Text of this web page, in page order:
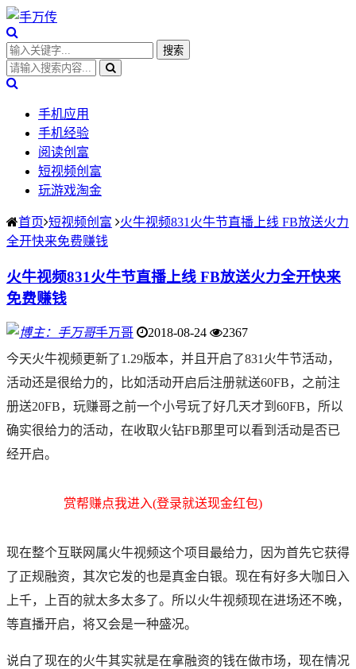
手机应用
手机经验
阅读创富
短视频创富
玩游戏淘金
首页 短视频创富
火牛视频831火牛节直播上线 FB放送火力
全开快来免费赚钱
火牛视频831火牛节直播上线 FB放送火力全开快来
免费赚钱
手万哥 2018-08-24
2367
今天火牛视频更新了1.29版本，并且开启了831火牛节活动，
活动还是很给力的，比如活动开启后注册就送60FB，之前注
册送20FB，玩赚哥之前一个小号玩了好几天才到60FB，所以
确实很给力的活动，在收取火钻FB那里可以看到活动是否已
经开启。
赏帮赚点我进入(登录就送现金红包)
现在整个互联网属火牛视频这个项目最给力，因为首先它获得
了正规融资，其次它发的也是真金白银。现在有好多大咖日入
上千，上百的就太多太多了。所以火牛视频现在进场还不晚，
等直播开启，将又会是一种盛况。
说白了现在的火牛其实就是在拿融资的钱在做市场，现在情况